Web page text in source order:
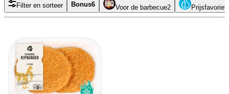
Filter en sorteer Bonus6 Voor de barbecue2 Prijsfavoriet